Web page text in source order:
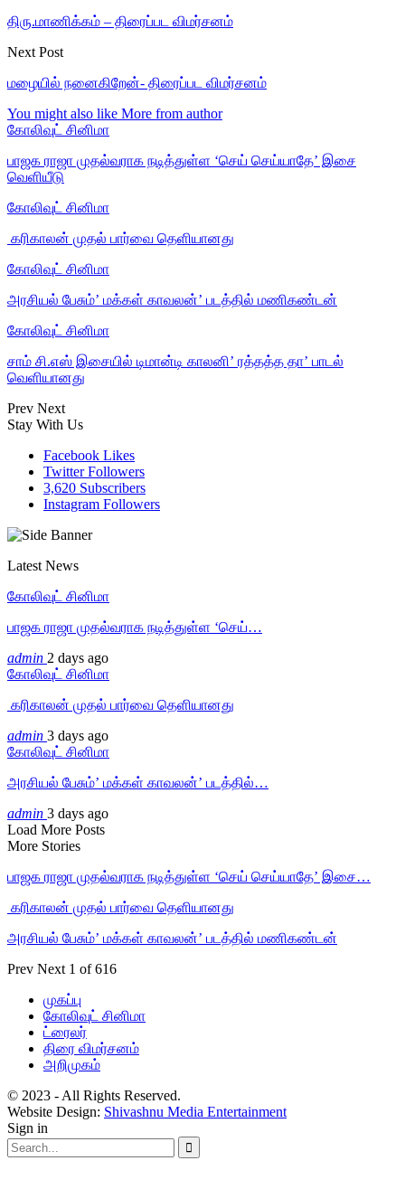
திரு.மாணிக்கம் – திரைப்பட விமர்சனம்
Next Post
மழையில் நனைகிறேன்- திரைப்பட விமர்சனம்
You might also like More from author
கோலிவுட் சினிமா
பாஜக ராஜா முதல்வராக நடித்துள்ள ‘செய் செய்யாதே’ இசை
வெளியீடு
கோலிவுட் சினிமா
‎ கரிகாலன் முதல் பார்வை தெளியானது
கோலிவுட் சினிமா
அரசியல் பேசும்’ மக்கள் காவலன்’ படத்தில் மணிகண்டன்
கோலிவுட் சினிமா
சாம் சி.எஸ் இசையில் டிமான்டி காலனி’ ரத்தத்த தா’ பாடல்
வெளியானது
Prev Next
Stay With Us
Facebook Likes
Twitter Followers
3,620 Subscribers
Instagram Followers
Latest News
கோலிவுட் சினிமா
பாஜக ராஜா முதல்வராக நடித்துள்ள ‘செய்…
admin 2 days ago
கோலிவுட் சினிமா
‎ கரிகாலன் முதல் பார்வை தெளியானது
admin 3 days ago
கோலிவுட் சினிமா
அரசியல் பேசும்’ மக்கள் காவலன்’ படத்தில்…
admin 3 days ago
Load More Posts
More Stories
பாஜக ராஜா முதல்வராக நடித்துள்ள ‘செய் செய்யாதே’ இசை…
‎ கரிகாலன் முதல் பார்வை தெளியானது
அரசியல் பேசும்’ மக்கள் காவலன்’ படத்தில் மணிகண்டன்
Prev Next 1 of 616
முகப்பு
கோலிவுட் சினிமா
ட்ரைலர்
திரை விமர்சனம்
அறிமுகம்
© 2023 - All Rights Reserved.
Website Design: Shivashnu Media Entertainment
Sign in